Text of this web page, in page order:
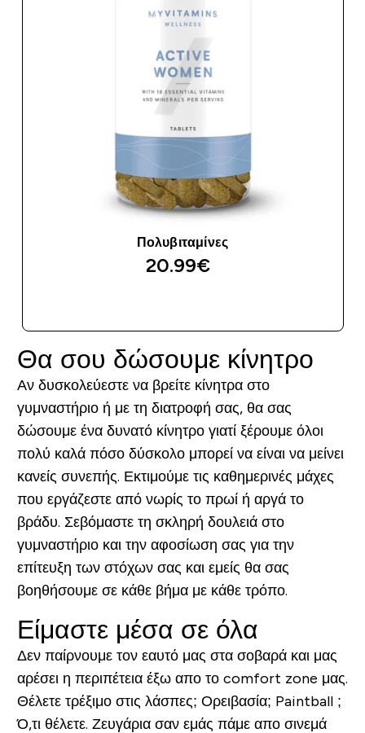
Πολυβιταμίνες
20.99€‎
Θα σου δώσουμε κίνητρο
Αν δυσκολεύεστε να βρείτε κίνητρα στο
γυμναστήριο ή με τη διατροφή σας, θα σας
δώσουμε ένα δυνατό κίνητρο γιατί ξέρουμε όλοι
πολύ καλά πόσο δύσκολο μπορεί να είναι να μείνει
κανείς συνεπής. Εκτιμούμε τις καθημερινές μάχες
που εργάζεστε από νωρίς το πρωί ή αργά το
βράδυ. Σεβόμαστε τη σκληρή δουλειά στο
γυμναστήριο και την αφοσίωση σας για την
επίτευξη των στόχων σας και εμείς θα σας
βοηθήσουμε σε κάθε βήμα με κάθε τρόπο.
Είμαστε μέσα σε όλα
Δεν παίρνουμε τον εαυτό μας στα σοβαρά και μας
αρέσει η περιπέτεια έξω απο το comfort zone μας.
Θέλετε τρέξιμο στις λάσπες; Ορειβασία; Paintball ;
Ό,τι θέλετε. Ζευγάρια σαν εμάς πάμε απο σινεμά